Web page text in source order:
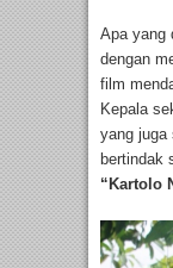
Apa yang
dengan
film
Kepala
yang juga
bertindak
“Kartolo